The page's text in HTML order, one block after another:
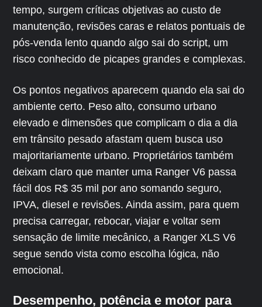
tempo, surgem críticas objetivas ao custo de
manutenção, revisões caras e relatos pontuais de
pós-venda lento quando algo sai do script, um
risco conhecido de picapes grandes e complexas.
Os pontos negativos aparecem quando ela sai do
ambiente certo. Peso alto, consumo urbano
elevado e dimensões que complicam o dia a dia
em trânsito pesado afastam quem busca uso
majoritariamente urbano. Proprietários também
deixam claro que manter uma Ranger V6 passa
fácil dos R$ 35 mil por ano somando seguro,
IPVA, diesel e revisões. Ainda assim, para quem
precisa carregar, rebocar, viajar e voltar sem
sensação de limite mecânico, a Ranger XLS V6
segue sendo vista como escolha lógica, não
emocional.
Desempenho, potência e motor para